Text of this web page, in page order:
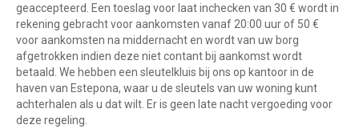
geaccepteerd. Een toeslag voor laat inchecken van 30 € wordt in
rekening gebracht voor aankomsten vanaf 20:00 uur of 50 €
voor aankomsten na middernacht en wordt van uw borg
afgetrokken indien deze niet contant bij aankomst wordt
betaald. We hebben een sleutelkluis bij ons op kantoor in de
haven van Estepona, waar u de sleutels van uw woning kunt
achterhalen als u dat wilt. Er is geen late nacht vergoeding voor
deze regeling.